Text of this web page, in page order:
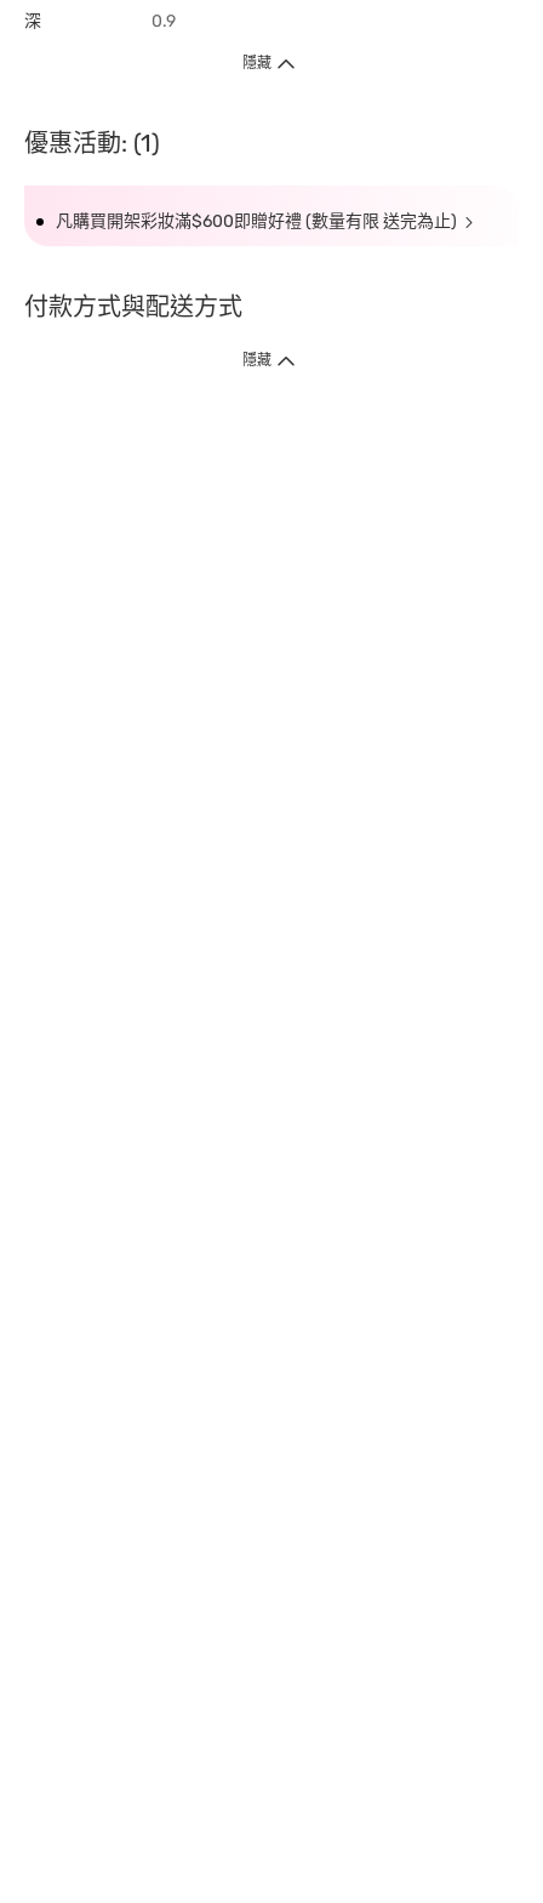
深 0.9
隱藏
優惠活動: (1)
凡購買開架彩妝滿$600即贈好禮 (數量有限 送完為止)
付款方式與配送方式
隱藏